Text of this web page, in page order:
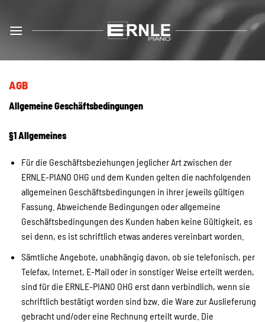
springen
AGB
Allgemeine Geschäftsbedingungen
§1 Allgemeines
Für die Geschäftsbeziehungen jeglicher Art zwischen der
ERNLE-PIANO OHG und dem Kunden gelten die nachfolgenden
allgemeinen Geschäftsbedingungen in ihrer jeweils gültigen
Fassung. Abweichende Bedingungen oder allgemeine
Geschäftsbedingungen des Kunden haben keine Gültigkeit, es
sei denn, es ist schriftlich etwas anderes vereinbart worden.
Sämtliche Angebote, unabhängig davon, ob sie telefonisch, per
Telefax, Internet, E-Mail oder in sonstiger Weise erteilt werden,
sind für die ERNLE-PIANO OHG erst dann verbindlich, wenn sie
schriftlich bestätigt worden sind bzw. die Ware zur Auslieferung
gebracht und/oder eine Rechnung erteilt wurde. Die